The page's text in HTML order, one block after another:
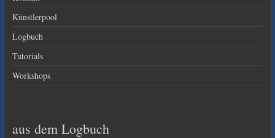
Künstlerpool
Logbuch
Tutorials
Workshops
aus dem Logbuch